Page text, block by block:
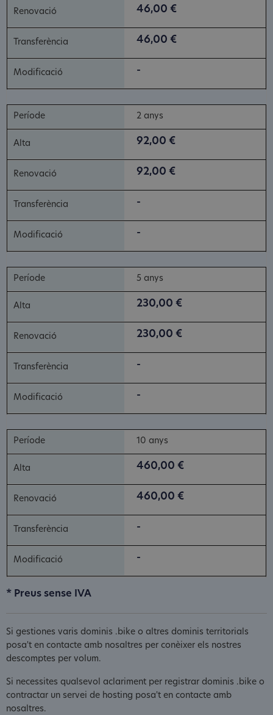
46,00 €
46,00 €
-
2 anys
92,00 €
92,00 €
-
-
5 anys
230,00 €
230,00 €
-
-
10 anys
460,00 €
460,00 €
-
-
* Preus sense IVA
Si gestiones varis dominis .bike o altres dominis territorials
posa't en contacte amb nosaltres per conèixer els nostres
descomptes per volum.
Si necessites qualsevol aclariment per registrar dominis .bike o
contractar un servei de hosting posa't en contacte amb
nosaltres.